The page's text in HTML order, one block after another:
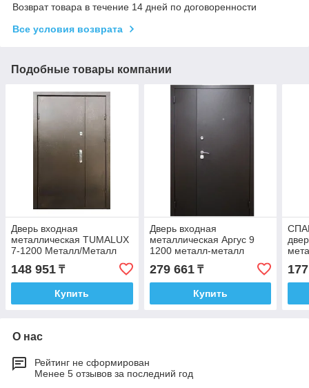
Возврат товара в течение 14 дней по договоренности
Все условия возврата
Подобные товары компании
Дверь входная
металлическая TUMALUX
7-1200 Mеталл/Металл
Серебро (1200) два замка
PTD_M
148 951 ₸
Купить
Дверь входная
металлическая Аргус 9
1200 металл-металл
279 661₸
Купить
О нас
Рейтинг не сформирован
Менее 5 отзывов за последний год